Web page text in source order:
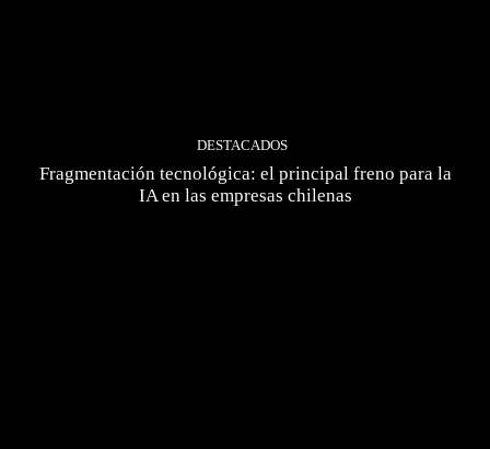
DESTACADOS
Fragmentación tecnológica: el principal freno para la
IA en las empresas chilenas